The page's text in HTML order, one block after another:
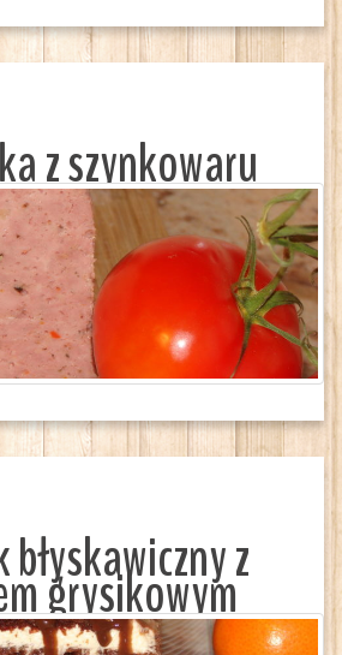
z szynkowaru
z
grysikowym